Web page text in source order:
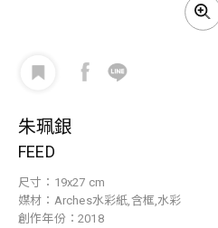
朱珮銀
FEED
尺寸：19x27 cm
媒材：Arches水彩紙,含框,水彩
創作年份：2018